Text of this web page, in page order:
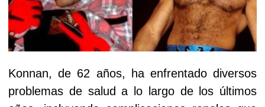
Konnan, de 62 años, ha enfrentado diversos
problemas de salud a lo largo de los últimos